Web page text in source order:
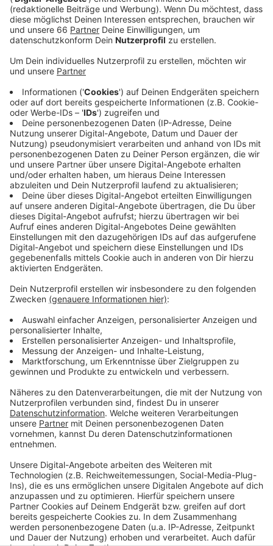
Veröffentlicht:Montag, 18.05.2020 04:59
Beim Standes- und dem Straßenverkehrsamt geht das
online. Für einen Termin im Bürgerbüro müssen wir eine
Hotline der Stadt anrufen (0211 / 8 999 111). Ab
heute öffnen erst einmal nur einige Bürgerbüros. Und
zwar in Bilk, Eller, Rath, Benrath und Oberkassel. Die
anderen Standorte sollen nach und nach folgen. Dann
werde es auch wieder mehr Termine geben. Bei allen
Behördengängen müssen wir natürlich die Hygiene-
und Abstandsregeln genau einhalten.
Anzeige
Terminvereinbarung im Bürgerbüro: (0211) 8 999 111
Hier geht es zumStraßenverkehrsamt
Hier geht es zumStandesamt.
AusführlicheHinweise der Stadt zur Wiedereröffnung.
Anzeige
Anzeige